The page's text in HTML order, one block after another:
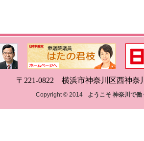
〒221-0822 横浜市神奈川区西神奈
Copyright © 2014 ようこそ 神奈川で